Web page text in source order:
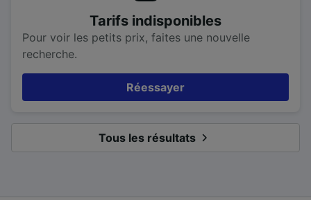
Tarifs indisponibles
Pour voir les petits prix, faites une nouvelle
recherche.
Réessayer
Tous les résultats